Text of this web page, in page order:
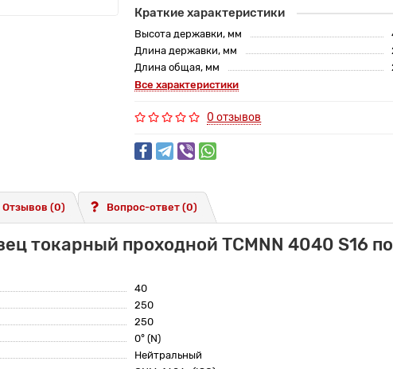
Краткие характеристики
Высота державки, мм
Длина державки, мм
Длина общая, мм
Все характеристики
0 отзывов
Отзывов (0) Вопрос-ответ (0)
токарный проходной TCMNN 4040 S16
40
250
250
0° (N)
Нейтральный